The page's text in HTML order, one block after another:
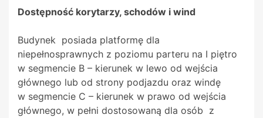
Dostępność korytarzy, schodów i wind
Budynek posiada platformę dla
niepełnosprawnych z poziomu parteru na I piętro
w segmencie B – kierunek w lewo od wejścia
głównego lub od strony podjazdu oraz windę
w segmencie C – kierunek w prawo od wejścia
głównego, w pełni dostosowaną dla osób z